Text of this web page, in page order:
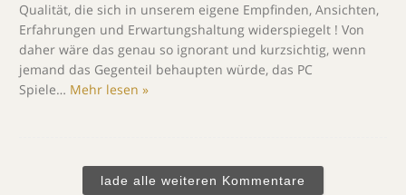
Qualität, die sich in unserem eigene Empfinden, Ansichten,
Erfahrungen und Erwartungshaltung widerspiegelt ! Von
daher wäre das genau so ignorant und kurzsichtig, wenn
jemand das Gegenteil behaupten würde, das PC
Spiele… Mehr lesen »
lade alle weiteren Kommentare